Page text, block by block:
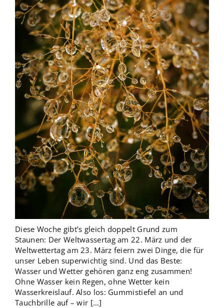
Diese Woche gibt’s gleich doppelt Grund zum
Staunen: Der Weltwassertag am 22. März und der
Weltwettertag am 23. März feiern zwei Dinge, die für
unser Leben superwichtig sind. Und das Beste:
Wasser und Wetter gehören ganz eng zusammen!
Ohne Wasser kein Regen, ohne Wetter kein
Wasserkreislauf. Also los: Gummistiefel an und
Tauchbrille auf – wir […]